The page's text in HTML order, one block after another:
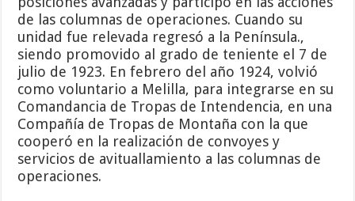
de las columnas de operaciones. Cuando su
unidad fue relevada regresó a la Península.,
siendo promovido al grado de teniente el 7 de
julio de 1923. En febrero del año 1924, volvió
como voluntario a Melilla, para integrarse en su
Comandancia de Tropas de Intendencia, en una
Compañía de Tropas de Montaña con la que
cooperó en la realización de convoyes y
servicios de avituallamiento a las columnas de
operaciones.